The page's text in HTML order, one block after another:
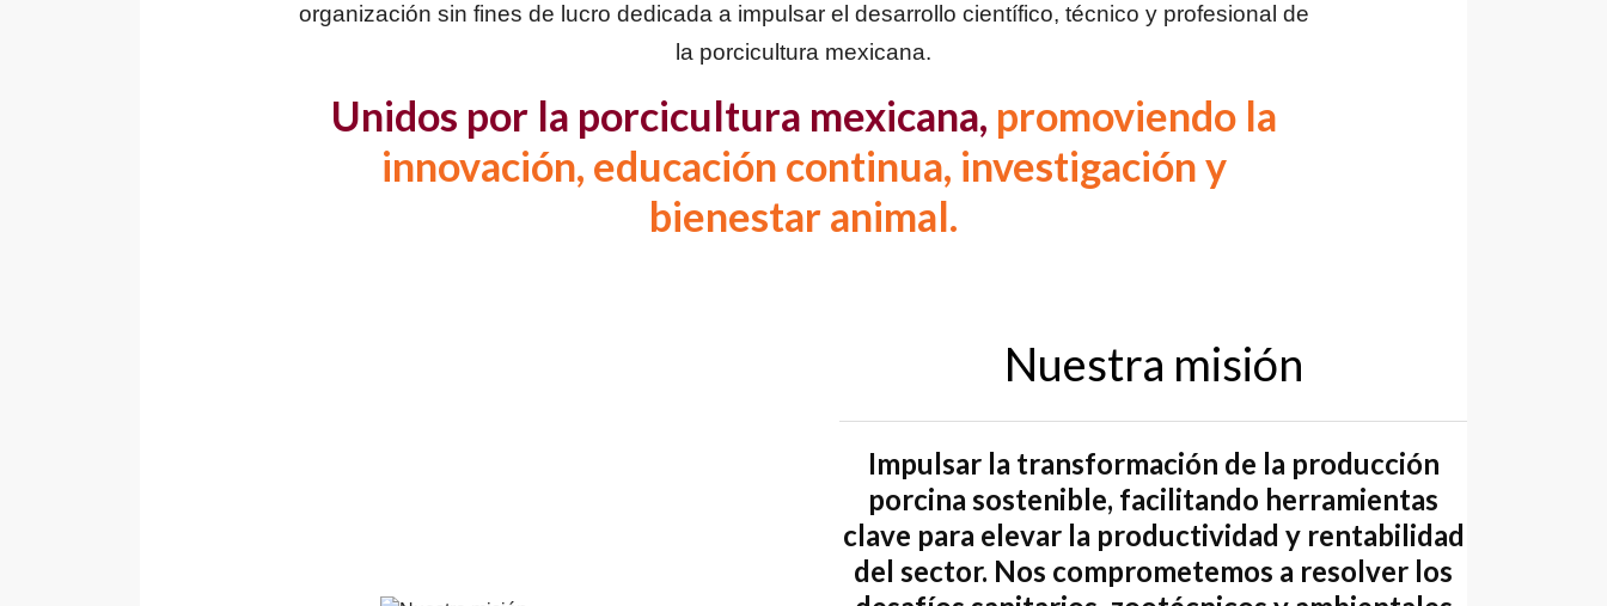
organización sin fines de lucro dedicada a impulsar el desarrollo científico, técnico y profesional de
la porcicultura mexicana.
Unidos por la porcicultura mexicana, promoviendo la
innovación, educación continua, investigación y
bienestar animal.
Nuestra misión
Impulsar la transformación de la producción
porcina sostenible, facilitando herramientas
clave para elevar la productividad y rentabilidad
del sector. Nos comprometemos a resolver los